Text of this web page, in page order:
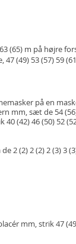
(65) m på højre
(49) 53 (57) 59
på en
mm, sæt de 54
(42) 46 (50) 52
2 (2) 2 (2) 2 (3) 3
mm, strik 47